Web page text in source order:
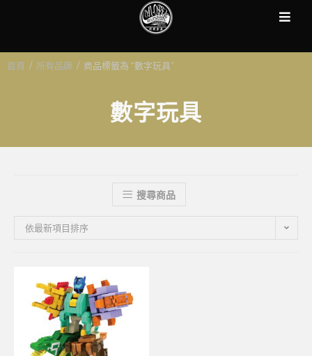
首頁 / 所有品牌 / 商品標籤為 “數字玩具”
數字玩具
搜尋商品
依最新項目排序